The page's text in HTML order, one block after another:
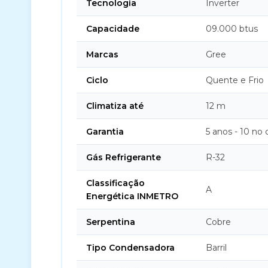
Tecnologia Inverter
Capacidade 09.000 btus
Marcas Gree
Ciclo Quente e Frio
Climatiza até 12 m
Garantia 5 anos - 10 no
Gás Refrigerante R-32
Classificação
Energética INMETRO
A
Serpentina Cobre
Tipo Condensadora Barril